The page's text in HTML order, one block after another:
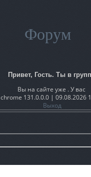
Форум
Привет, Гость. Ты в
Вы на сайте уже . У вас
chrome 131.0.0.0 | 09.08.2026
Выход